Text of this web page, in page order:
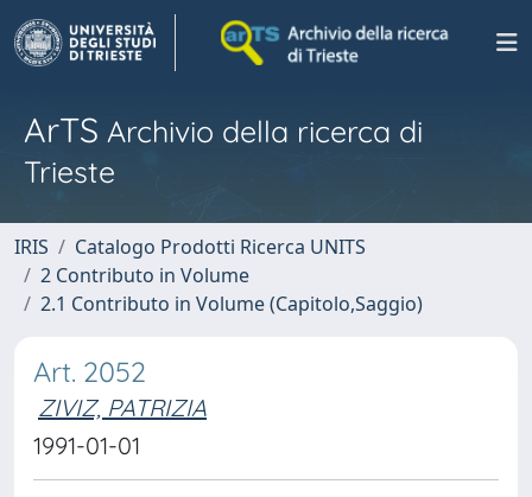
ArTS Archivio della ricerca di
Trieste
IRIS
Catalogo Prodotti Ricerca UNITS
2 Contributo in Volume
2.1 Contributo in Volume (Capitolo,Saggio)
Art. 2052
ZIVIZ, PATRIZIA
1991-01-01